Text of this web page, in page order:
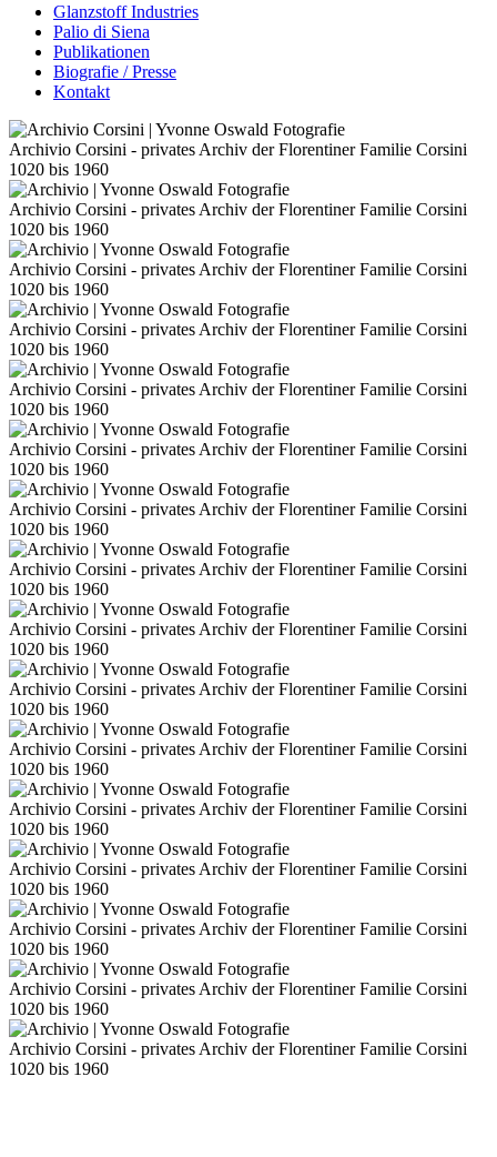
Glanzstoff Industries
Palio di Siena
Publikationen
Biografie / Presse
Kontakt
Archivio Corsini - privates Archiv der Florentiner Familie Corsini
1020 bis 1960
Archivio Corsini - privates Archiv der Florentiner Familie Corsini
1020 bis 1960
Archivio Corsini - privates Archiv der Florentiner Familie Corsini
1020 bis 1960
Archivio Corsini - privates Archiv der Florentiner Familie Corsini
1020 bis 1960
Archivio Corsini - privates Archiv der Florentiner Familie Corsini
1020 bis 1960
Archivio Corsini - privates Archiv der Florentiner Familie Corsini
1020 bis 1960
Archivio Corsini - privates Archiv der Florentiner Familie Corsini
1020 bis 1960
Archivio Corsini - privates Archiv der Florentiner Familie Corsini
1020 bis 1960
Archivio Corsini - privates Archiv der Florentiner Familie Corsini
1020 bis 1960
Archivio Corsini - privates Archiv der Florentiner Familie Corsini
1020 bis 1960
Archivio Corsini - privates Archiv der Florentiner Familie Corsini
1020 bis 1960
Archivio Corsini - privates Archiv der Florentiner Familie Corsini
1020 bis 1960
Archivio Corsini - privates Archiv der Florentiner Familie Corsini
1020 bis 1960
Archivio Corsini - privates Archiv der Florentiner Familie Corsini
1020 bis 1960
Archivio Corsini - privates Archiv der Florentiner Familie Corsini
1020 bis 1960
Archivio Corsini - privates Archiv der Florentiner Familie Corsini
1020 bis 1960